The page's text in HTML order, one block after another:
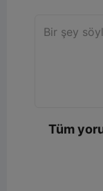
Tüm